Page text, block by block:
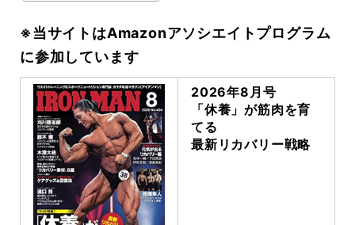
※当サイトはAmazonアソシエイトプログラム
に参加しています
2026年8月号
「休養」が筋肉を育
てる
最新リカバリー戦略